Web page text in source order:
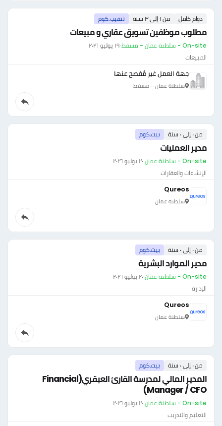
دوام كامل من ١ إلى ٣ سنة تنقيب.كوم
مطلوب موظفين تسويق عقاري و مبيعات
On-site - سلطنة عمان - مسقط ·١٩ يوليو ٢٠٢٦
المبيعات
جهة العمل غير مُفصح عنها
سلطنة عمان - مسقط
من ٠ إلى ٠ سنة بيت.كوم
مدير العمليات
On-site - سلطنة عمان ·٢٠ يوليو ٢٠٢٦
الإنشاءات والعقارات
Qureos
سلطنة عمان
من ٠ إلى ٠ سنة بيت.كوم
مدير الموارد البشرية
On-site - سلطنة عمان ·٢٠ يوليو ٢٠٢٦
الإدارة
Qureos
سلطنة عمان
من ٠ إلى ٠ سنة بيت.كوم
المدير المالي لمدرسة القارئ العبقري(Financial
Manager / CFO)
On-site - سلطنة عمان ·٢٠ يوليو ٢٠٢٦
التعليم والتدريب